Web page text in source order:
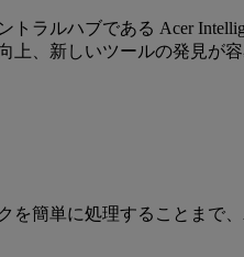
ラルハブである Acer
、新しいツールの発見が容
を簡単に処理することまで